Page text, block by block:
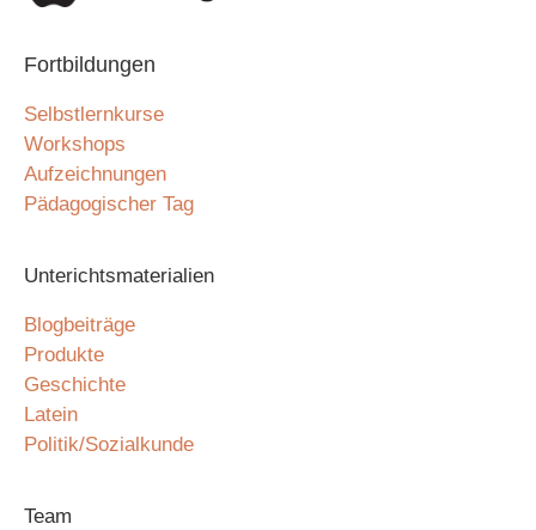
Fortbildungen
Selbstlernkurse
Workshops
Aufzeichnungen
Pädagogischer Tag
Unterichtsmaterialien
Blogbeiträge
Produkte
Geschichte
Latein
Politik/Sozialkunde
Team